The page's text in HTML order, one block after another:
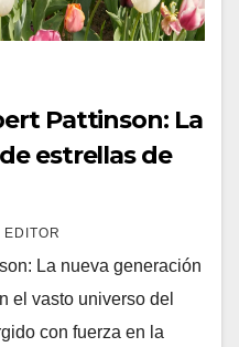
Pattinson: La
estrellas de
EDITOR
La nueva generación
el vasto universo del
con fuerza en la